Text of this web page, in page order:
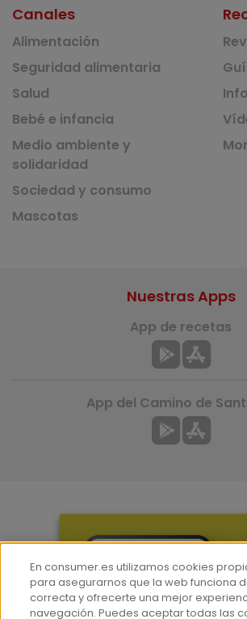
Canales
Alimentación
Seguridad alimentaria
Salud
Bebé e infancia
Medio ambiente y
solidaridad
Sociedad y consumo
Mascotas
Hemeroteca
Contacto
Nuestras Apps
App de recetas
App del Camino de
En consumer.es utilizamos cookies
para asegurarnos que la web funciona
correcta y ofrecerte una mejor
navegación. Puedes aceptar todas las